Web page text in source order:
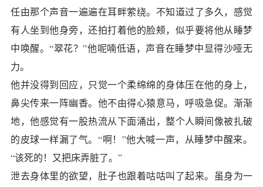
任由那个声音一遍遍在耳畔萦绕。不知道过了多久，感觉
有人坐到他身旁，还拍打着他的脸颊，似乎要将他从睡梦
中唤醒。“翠花？”他呢喃低语，声音在睡梦中显得沙哑无
力。
他并没得到回应，只觉一个柔绵绵的身体压在他的身上，
鼻尖传来一阵幽香。他不由得心猿意马，呼吸急促。渐渐
地，他感觉有一股热流从下面涌出，整个人瞬间像被扎破
的皮球一样漏了气。“啊！”他大喊一声，从睡梦中醒来。
“该死的！又把床弄脏了。”
泄去身体里的欲望，肚子也跟着咕咕叫了起来。虽身为一